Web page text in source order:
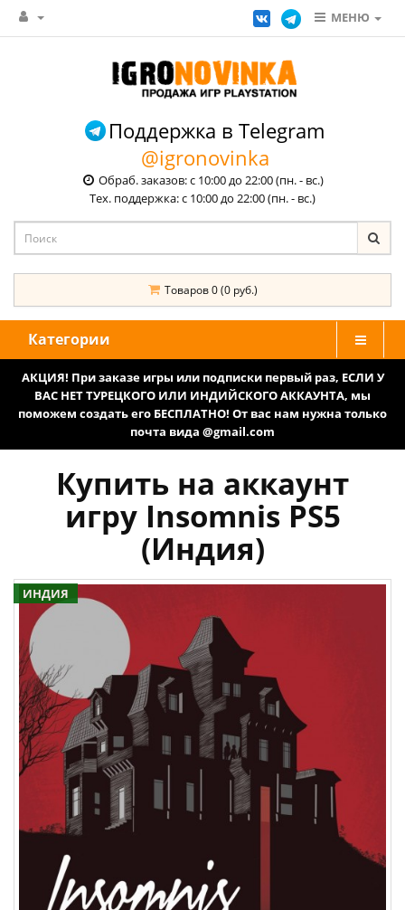
МЕНЮ
Поддержка в Telegram
@igronovinka
Обраб. заказов: с 10:00 до 22:00 (пн. - вс.)
Тех. поддержка: с 10:00 до 22:00 (пн. - вс.)
Товаров 0 (0 руб.)
Категории
АКЦИЯ! При заказе игры или подписки первый раз, ЕСЛИ У
ВАС НЕТ ТУРЕЦКОГО ИЛИ ИНДИЙСКОГО АККАУНТА, мы
поможем создать его БЕСПЛАТНО! От вас нам нужна только
почта вида @gmail.com
Купить на аккаунт
игру Insomnis PS5
(Индия)
ИНДИЯ